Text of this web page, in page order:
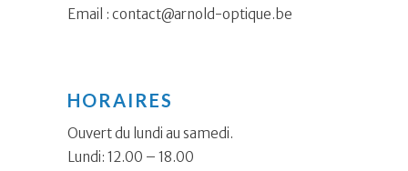
Email : contact@arnold-optique.be
HORAIRES
Ouvert du lundi au samedi.
Lundi: 12.00 – 18.00